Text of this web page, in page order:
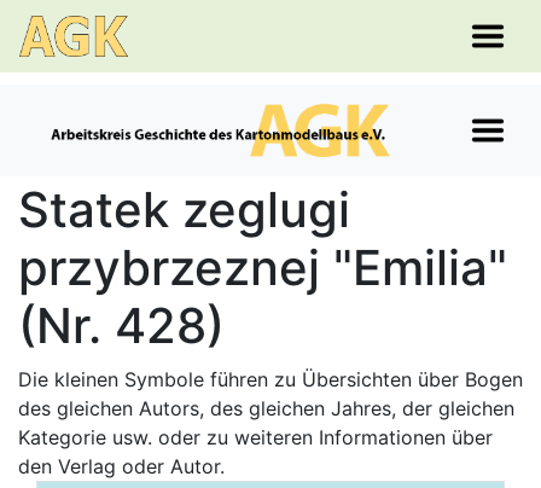
Statek zeglugi
przybrzeznej "Emilia"
(Nr. 428)
Die kleinen Symbole führen zu Übersichten über Bogen
des gleichen Autors, des gleichen Jahres, der gleichen
Kategorie usw. oder zu weiteren Informationen über
den Verlag oder Autor.